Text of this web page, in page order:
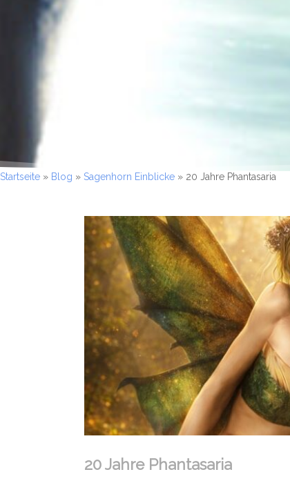
Startseite » Blog » Sagenhorn Einblicke » 20 Jahre Phantasaria
20 Jahre Phantasaria